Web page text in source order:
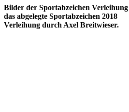
Bilder der Sportabzeichen
das abgelegte Sportabzeichen 2018
Verleihung durch Axel Breitwieser.